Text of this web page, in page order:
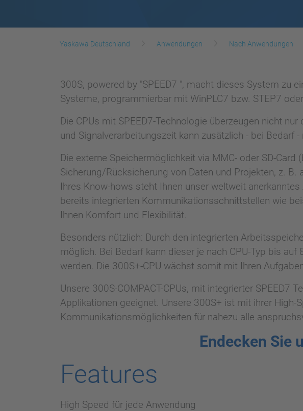
Yaskawa Deutschland Anwendungen Nach Anwendungen
300S, powered by "SPEED7 ", macht dieses System zu
Systeme, programmierbar mit WinPLC7 bzw. STEP7
Die CPUs mit SPEED7-Technologie überzeugen nicht
und Signalverarbeitungszeit kann zusätzlich - bei Bedarf
Die externe Speichermöglichkeit via MMC- oder SD-
Sicherung/Rücksicherung von Daten und Projekten, z.
Ihres Know-hows steht Ihnen unser weltweit
bereits integrierten Kommunikationsschnittstellen wie
Ihnen Komfort und Flexibilität.
Besonders nützlich: Durch den integrierten
möglich. Bei Bedarf kann dieser je nach CPU-Typ bis
werden. Die 300S+-CPU wächst somit mit Ihren
Unsere 300S-COMPACT-CPUs, mit integrierter
Applikationen geeignet. Unsere 300S+ ist mit ihrer High-
Kommunikationsmöglichkeiten für nahezu alle
Endecken Sie
Features
High Speed für jede Anwendung